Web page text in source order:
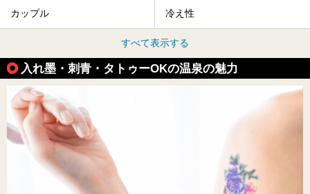
カップル 冷え性
すべて表示する
入れ墨・刺青・タトゥーOKの温泉の魅力